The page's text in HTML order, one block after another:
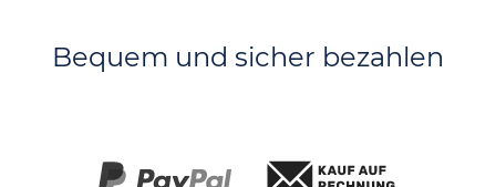
Bequem und sicher bezahlen